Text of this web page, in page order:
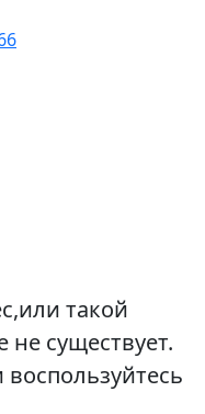
такой
существует.
воспользуйтесь